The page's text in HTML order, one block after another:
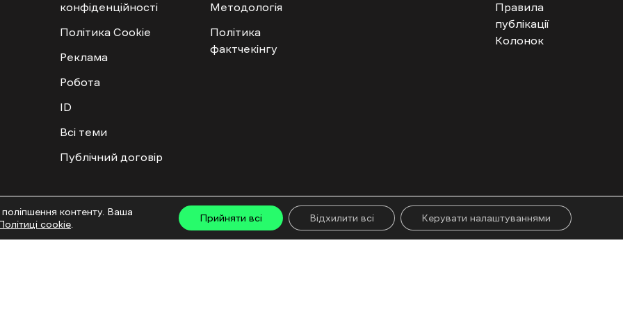
конфіденційності
Політика Cookie
Реклама
Робота
ID
Всі теми
Публічний договір
Методологія
Політика
фактчекінгу
Правила
публікації
Колонок
та інтегрованих продуктів дозволяється за умови отримання схвалення від редакції.
ГО «Ґвара Медіа», 61057, Харків, вул. Гоголя, 14, абонентська скринька №7400
контенту. Ваша
Політиці cookie
Прийняти всі Відхилити всі Керувати налаштуваннями